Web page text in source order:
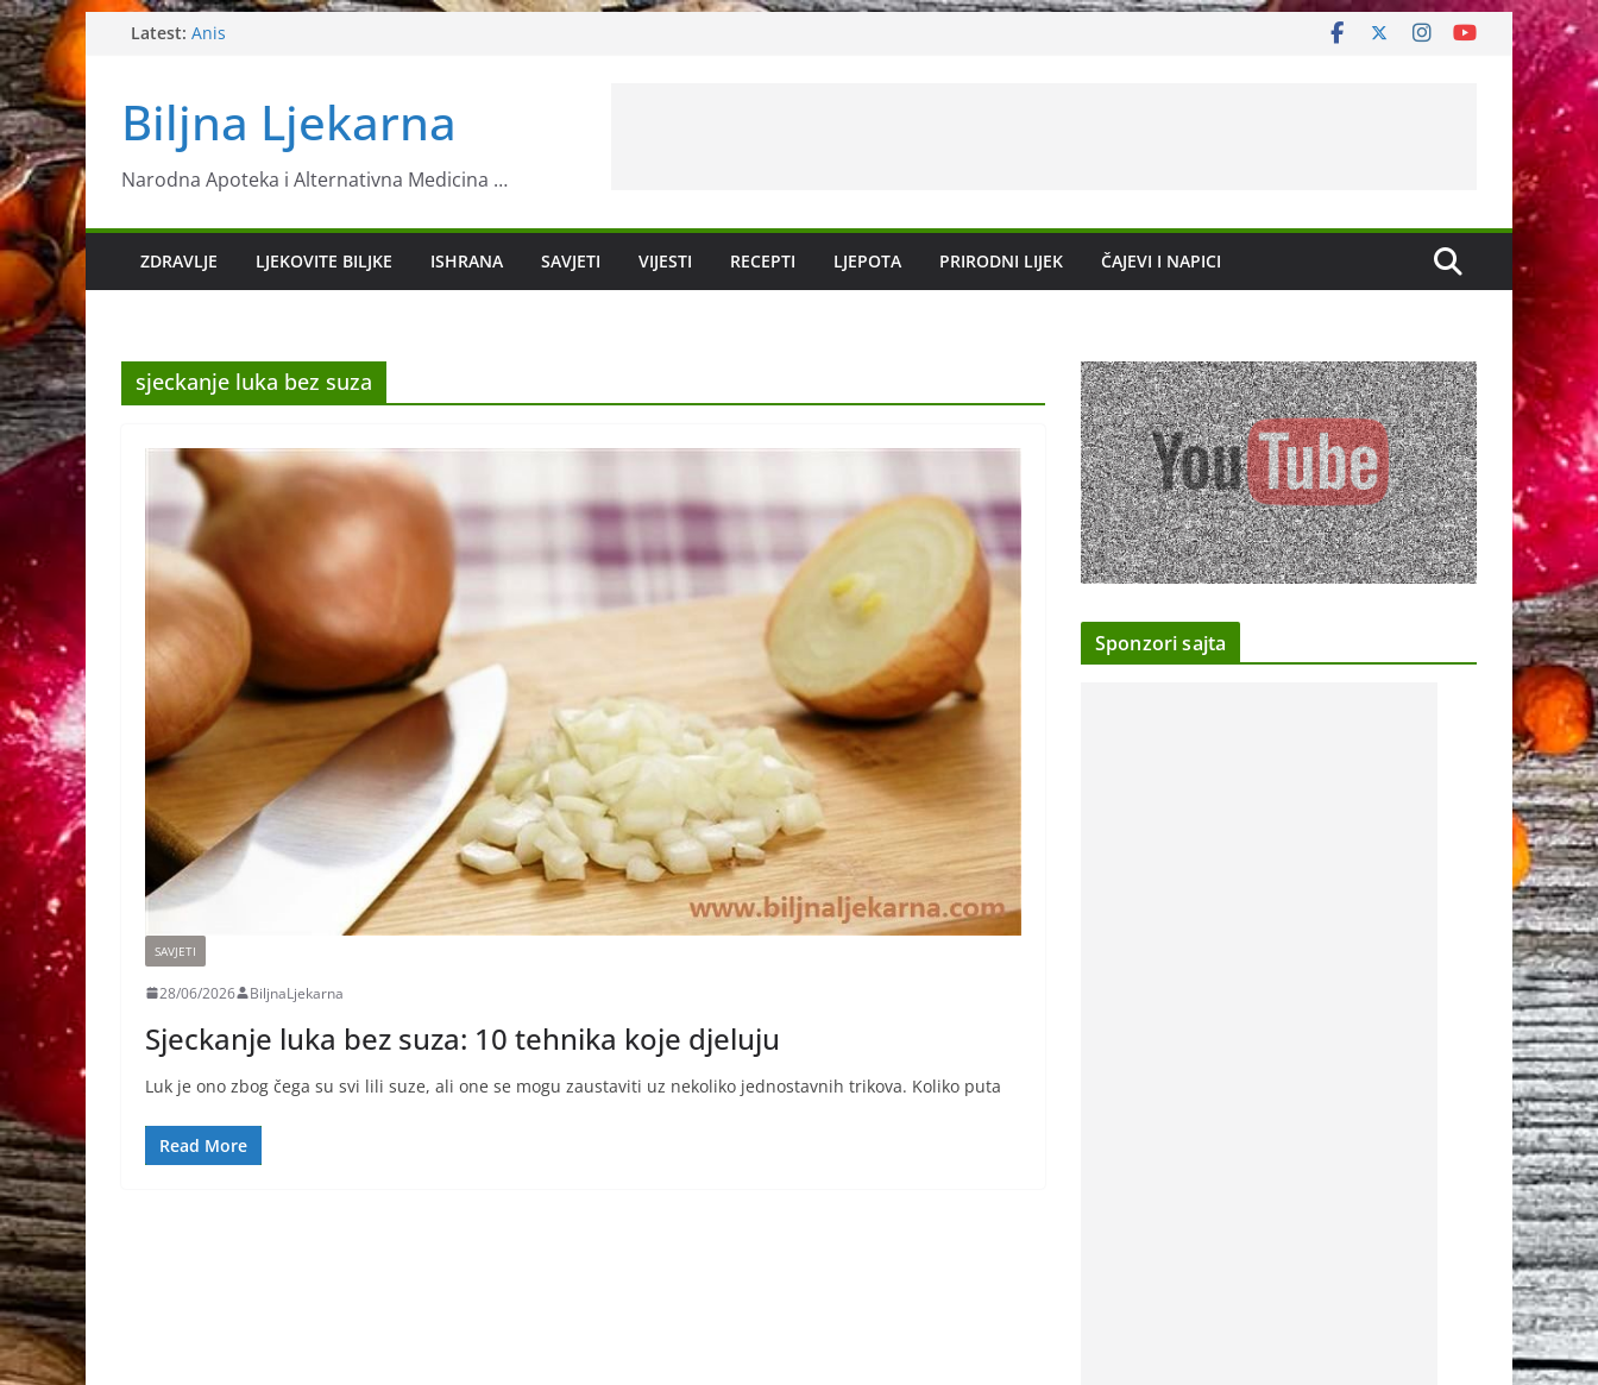
Skip
content
Latest: Anis
11 znanstveno potvrđenih načina za ubrzavanje
metabolizma
Toksično ljekovito bilje – Luk morski
Biljna Ljekarna
Narodna Apoteka i Alternativna Medicina …
ZDRAVLJE LJEKOVITE BILJKE ISHRANA SAVJETI VIJESTI RECEPTI LJEPOTA PRIRODNI LIJEK ČAJEVI I NAPICI
sjeckanje luka bez suza
SAVJETI
28/06/2026 BiljnaLjekarna
Sjeckanje luka bez suza: 10 tehnika koje djeluju
Luk je ono zbog čega su svi lili suze, ali one se mogu zaustaviti uz nekoliko jednostavnih trikova. Koliko puta
Read More
Sponzori sajta